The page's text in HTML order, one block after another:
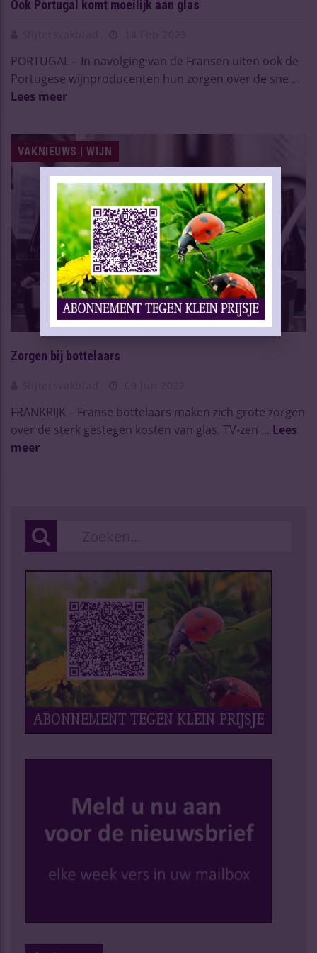
Ook Portugal komt moeilijk aan glas
PORTUGAL – In navolging van de Fransen uiten ook de
Portugese wijnproducenten hun zorgen over de sne ...
Lees meer
VAKNIEUWS | WIJN
Zorgen bij bottelaars
FRANKRIJK – Franse bottelaars maken zich grote zorgen
over de sterk gestegen kosten van glas. TV-zen ... Lees
meer